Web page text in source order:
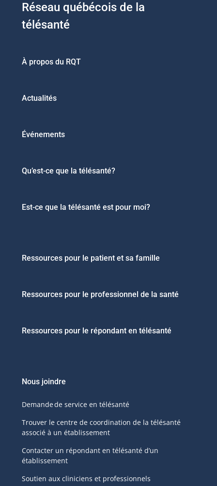
Réseau québécois de la
télésanté
À propos du RQT
Actualités
Événements
Qu’est-ce que la télésanté?
Est-ce que la télésanté est pour moi?
Ressources pour le patient et sa famille
Ressources pour le professionnel de la santé
Ressources pour le répondant en télésanté
Nous joindre
Demande de service en télésanté
Trouver le centre de coordination de la télésanté
associé à un établissement
Contacter un répondant en télésanté d’un
établissement
Soutien aux cliniciens et professionnels